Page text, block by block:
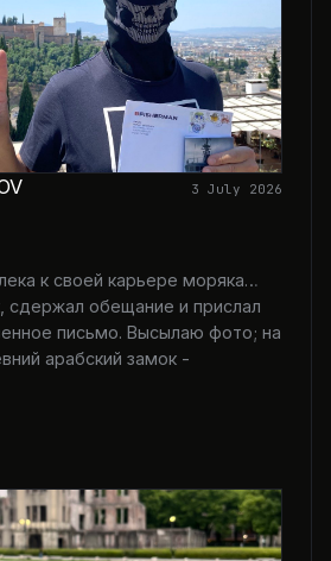
3 July 2026
к своей карьере моряка…
сдержал обещание и прислал
письмо. Высылаю фото; на
арабский замок -